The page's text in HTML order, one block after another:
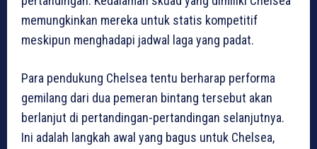
memungkinkan mereka untuk statis kompetitif
meskipun menghadapi jadwal laga yang padat.
Para pendukung Chelsea tentu berharap performa
gemilang dari dua pemeran bintang tersebut akan
berlanjut di pertandingan-pertandingan selanjutnya.
Ini adalah langkah awal yang bagus untuk Chelsea,